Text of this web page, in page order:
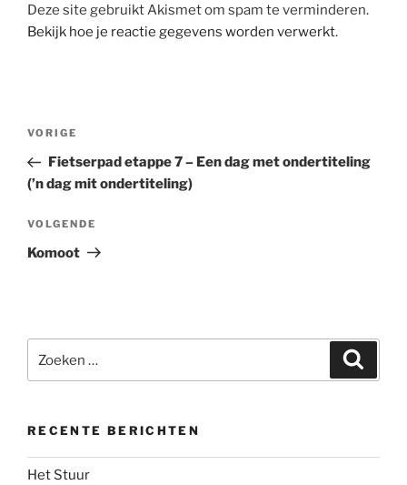
Deze site gebruikt Akismet om spam te verminderen.
Bekijk hoe je reactie gegevens worden verwerkt.
Bericht
Vorig
bericht
VORIGE
Fietserpad etappe 7 – Een dag met ondertiteling
(’n dag mit ondertiteling)
Volgend
bericht
VOLGENDE
Komoot
naar:
RECENTE BERICHTEN
Het Stuur